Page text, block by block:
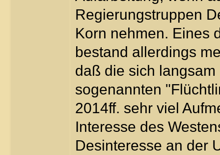
Regierungstruppen
Korn nehmen. Eines
bestand allerdings
daß die sich
sogenannten
2014ff. sehr viel
Interesse des
Desinteresse an der